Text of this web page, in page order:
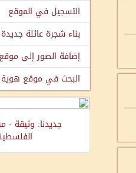
التسجيل في الموقع
بناء شجرة عائلة جديدة
إضافة الصور إلى موقع
البحث في موقع هوية
جديدنا: وثيقة -